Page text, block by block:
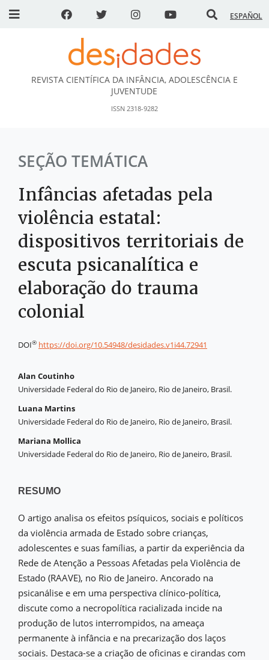
ESPAÑOL
DESidades
REVISTA CIENTÍFICA DA INFÂNCIA, ADOLESCÊNCIA E
JUVENTUDE
ISSN 2318-9282
SEÇÃO TEMÁTICA
Infâncias afetadas pela
violência estatal:
dispositivos territoriais de
escuta psicanalítica e
elaboração do trauma
colonial
DOI® https://doi.org/10.54948/desidades.v1i44.72941
Alan Coutinho
Universidade Federal do Rio de Janeiro, Rio de Janeiro, Brasil.
Luana Martins
Universidade Federal do Rio de Janeiro, Rio de Janeiro, Brasil.
Mariana Mollica
Universidade Federal do Rio de Janeiro, Rio de Janeiro, Brasil.
RESUMO
O artigo analisa os efeitos psíquicos, sociais e políticos
da violência armada de Estado sobre crianças,
adolescentes e suas famílias, a partir da experiência da
Rede de Atenção a Pessoas Afetadas pela Violência de
Estado (RAAVE), no Rio de Janeiro. Ancorado na
psicanálise e em uma perspectiva clínico-política,
discute como a necropolítica racializada incide na
produção de lutos interrompidos, na ameaça
permanente à infância e na precarização dos laços
sociais. Destaca-se a criação de oficinas e cirandas com